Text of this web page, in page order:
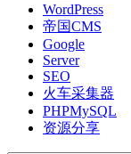
WordPress
帝国CMS
Google
Server
SEO
火车采集器
PHPMySQL
资源分享